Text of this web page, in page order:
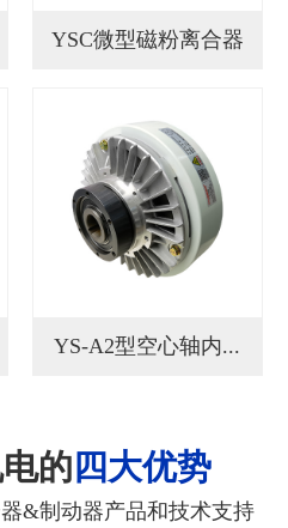
YSC微型磁粉离合器
YS-A2型空心轴内...
的 四大优势
&制动器产品和技术支持